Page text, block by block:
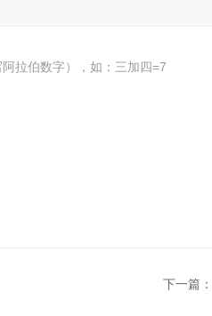
拉伯数字），如：三加四=7
下一篇：